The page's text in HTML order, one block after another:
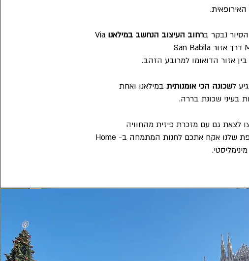
נבקר ברחוב העיצוב הנחשב במילאנוVia
דרך אזור San Babila
אזור הדואומו למרובע הזהב.
לשכונה הכי אומנותית במילאנו ואחת
בעיני שכונת בררה.
לצאת גם עם מזכרת פיזית מהחוויה
המשותפת שלנו אקח אתכם לחנות המתמחה ב- Home